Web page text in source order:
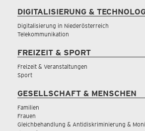
DIGITALISIERUNG &
Digitalisierung in Niederösterreich
Telekommunikation
FREIZEIT & SPORT
Freizeit & Veranstaltungen
Sport
GESELLSCHAFT & MENSCHEN
Familien
Frauen
Gleichbehandlung & Antidiskriminierung &